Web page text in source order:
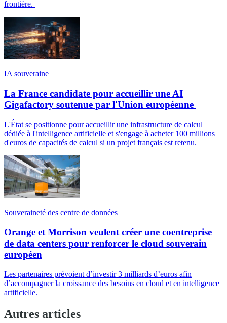
frontière.
IA souveraine
La France candidate pour accueillir une AI
Gigafactory soutenue par l'Union européenne
L'État se positionne pour accueillir une infrastructure de calcul
dédiée à l'intelligence artificielle et s'engage à acheter 100 millions
d'euros de capacités de calcul si un projet français est retenu.
Souveraineté des centre de données
Orange et Morrison veulent créer une coentreprise
de data centers pour renforcer le cloud souverain
européen
Les partenaires prévoient d’investir 3 milliards d’euros afin
d’accompagner la croissance des besoins en cloud et en intelligence
artificielle.
Autres articles